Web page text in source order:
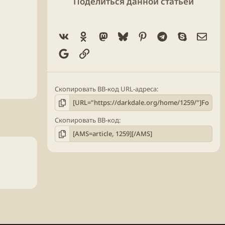
Ok Mastodon
BlueskyPinterestTelegram
Skype
GoogleСсылка
Скопировать BB-код URL-адреса
Скопировать BB-код